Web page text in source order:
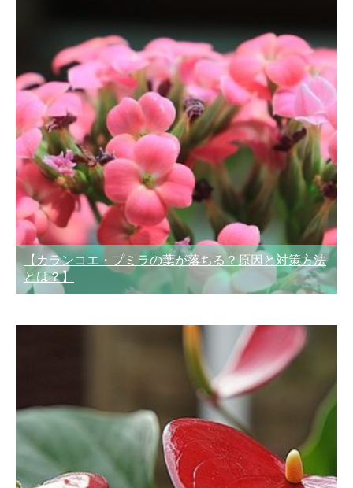
【カランコエ・プミラの葉が落ちる？原因と対策方法
とは？】